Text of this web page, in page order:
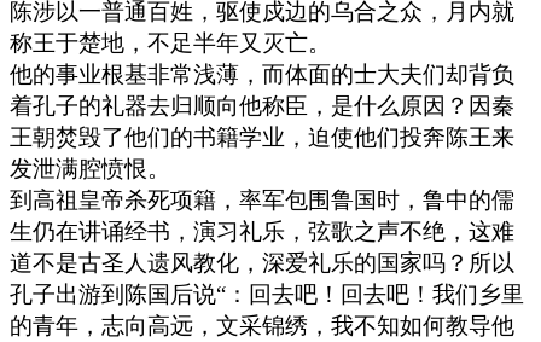
陈涉以一普通百姓，驱使戍边的乌合之众，月内就
称王于楚地，不足半年又灭亡。
他的事业根基非常浅薄，而体面的士大夫们却背负
着孔子的礼器去归顺向他称臣，是什么原因？因秦
王朝焚毁了他们的书籍学业，迫使他们投奔陈王来
发泄满腔愤恨。
到高祖皇帝杀死项籍，率军包围鲁国时，鲁中的儒
生仍在讲诵经书，演习礼乐，弦歌之声不绝，这难
道不是古圣人遗风教化，深爱礼乐的国家吗？所以
孔子出游到陈国后说“：回去吧！回去吧！我们乡里
的青年，志向高远，文采锦绣，我不知如何教导他